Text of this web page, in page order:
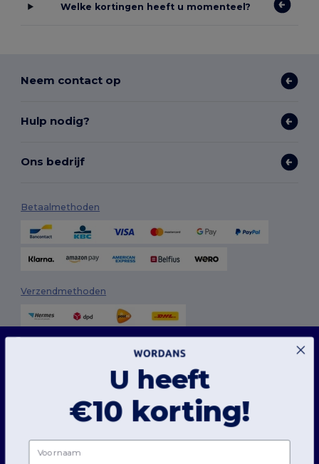
Welke kortingen heeft u momenteel?
Neem contact op
Hulp nodig?
Ons bedrijf
Betaalmethoden
Verzendmethoden
Onze website maakt gebruik van zowel onze eigen cookies als cookies van derden om
van de website te analyseren en een vlotte en gepersonaliseerde browse-ervaring te
garanderen, inclusief op maat gemaakte inhoud, geoptimaliseerde interacties met
U kunt uw cookievoorkeuren op elk moment beheren. Essentiële cookies, die nodig
zijn voor het functioneren van de website, kunnen niet worden uitgeschakeld omdat
ze noodzakelijk zijn voor de correcte werking van de website. U kunt echter kiezen of u
andere soorten cookies, zoals die voor personalisatie, analyse en targeting, wilt toestaan
of blokkeren.
U heeft
€10 korting!
Voornaam